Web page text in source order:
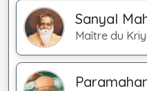
Sanyal
Maître du